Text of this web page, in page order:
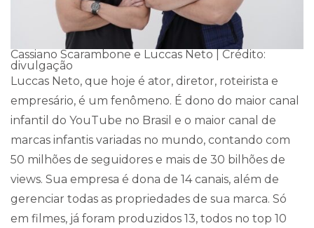
Cassiano Scarambone e Luccas Neto | Crédito:
divulgação
Luccas Neto, que hoje é ator, diretor, roteirista e
empresário, é um fenômeno. É dono do maior canal
infantil do YouTube no Brasil e o maior canal de
marcas infantis variadas no mundo, contando com
50 milhões de seguidores e mais de 30 bilhões de
views. Sua empresa é dona de 14 canais, além de
gerenciar todas as propriedades de sua marca. Só
em filmes, já foram produzidos 13, todos no top 10